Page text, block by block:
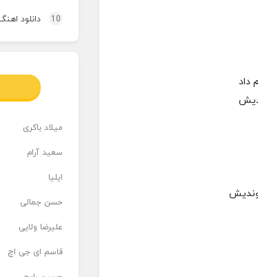
داد
10 دانلود
میلاد باکری
سعید آرام
ایلیا
حسن جمالی
علیرضا ولایی
قاسم ای جی اچ